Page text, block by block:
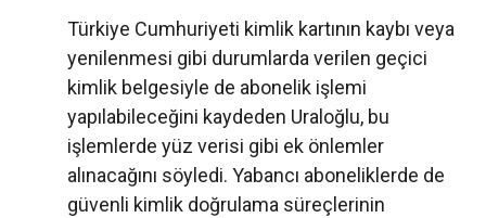
Türkiye Cumhuriyeti kimlik kartının kaybı veya
yenilenmesi gibi durumlarda verilen geçici
kimlik belgesiyle de abonelik işlemi
yapılabileceğini kaydeden Uraloğlu, bu
işlemlerde yüz verisi gibi ek önlemler
alınacağını söyledi. Yabancı aboneliklerde de
güvenli kimlik doğrulama süreçlerinin